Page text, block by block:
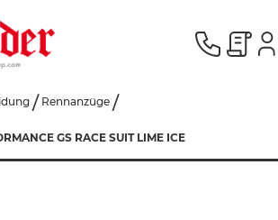
Rennanzüge
GS RACE SUIT LIME ICE